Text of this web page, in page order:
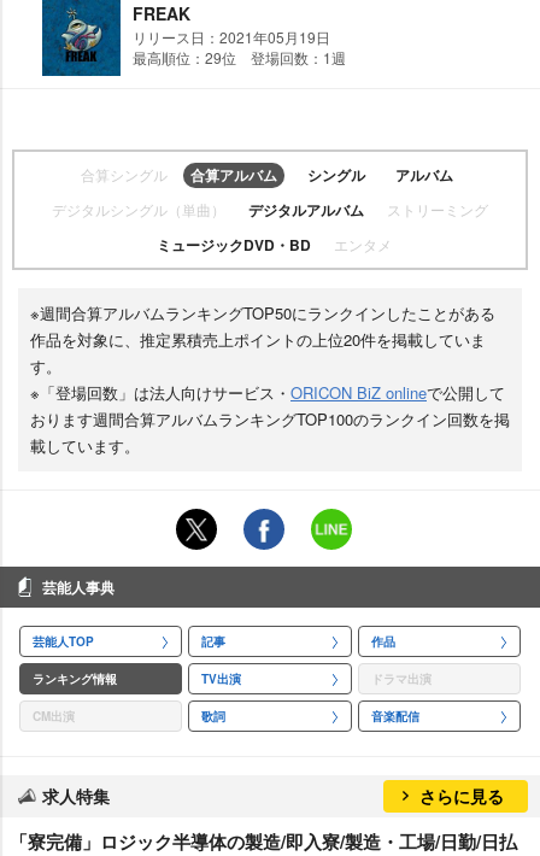
FREAK
リリース日：2021年05月19日
最高順位：29位 登場回数：1週
合算シングル 合算アルバム シングル アルバム
デジタルシングル（単曲） デジタルアルバム ストリーミング
ミュージックDVD・BD エンタメ
※週間合算アルバムランキングTOP50にランクインしたことがある
作品を対象に、推定累積売上ポイントの上位20件を掲載していま
す。
※「登場回数」は法人向けサービス・ ORICON BiZ onlineで公開して
おります週間合算アルバムランキングTOP100のランクイン回数を掲
載しています。
芸能人事典
芸能人TOP 記事 作品
ランキング情報 TV出演 ドラマ出演
CM出演 歌詞 音楽配信
求人特集 さらに見る
「寮完備」ロジック半導体の製造/即入寮/製造・工場/日勤/日払